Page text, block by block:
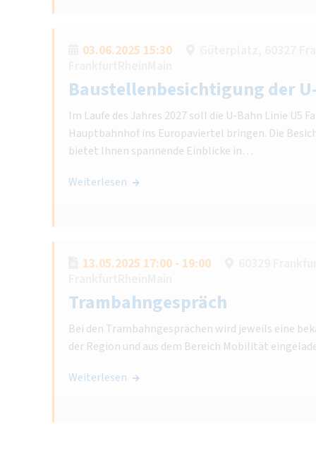
03.06.2025 15:30
Baustellenbesichtigung der
Im Laufe des Jahres 2027 soll die U-Bahn Linie U5
Hauptbahnhof ins Europaviertel bringen. Die
bietet Ihnen spannende Einblicke in…
Weiterlesen
13.05.2025 17:00 - 19:00
Trambahngespräch
Bei den Trambahngesprächen wird jeweils eine
der Region und aus dem Bereich Mobilität
Weiterlesen